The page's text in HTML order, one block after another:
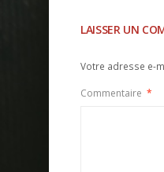
LAISSER UN
Votre adresse e-
Commentaire *